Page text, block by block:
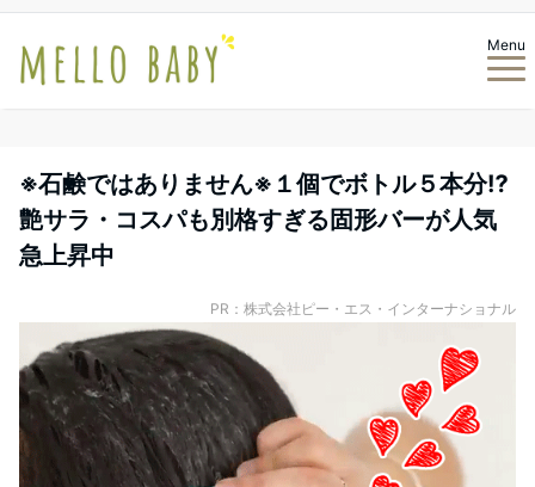
Menu
※石鹸ではありません※１個でボトル５本分⁉
艶サラ・コスパも別格すぎる固形バーが人気
急上昇中
PR：株式会社ピー・エス・インターナショナル